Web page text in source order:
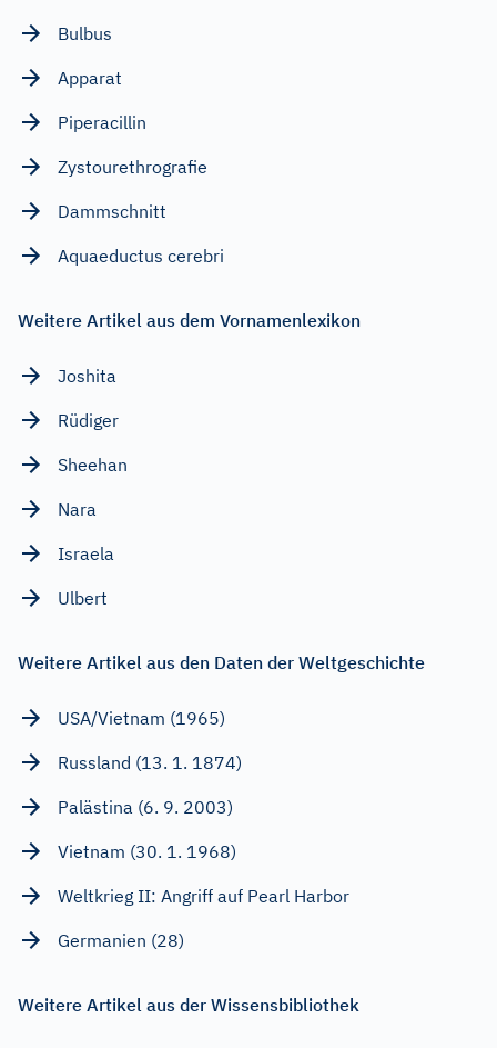
Bulbus
Apparat
Piperacillin
Zystourethrografie
Dammschnitt
Aquaeductus cerebri
Weitere Artikel aus dem Vornamenlexikon
Joshita
Rüdiger
Sheehan
Nara
Israela
Ulbert
Weitere Artikel aus den Daten der Weltgeschichte
USA/Vietnam (1965)
Russland (13. 1. 1874)
Palästina (6. 9. 2003)
Vietnam (30. 1. 1968)
Weltkrieg II: Angriff auf Pearl Harbor
Germanien (28)
Weitere Artikel aus der Wissensbibliothek